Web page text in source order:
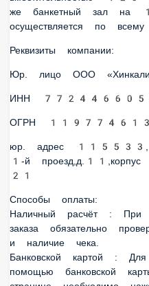
Реквизиты компании:
Юр. лицо ООО «ХинкалиВМ»
ИНН 7724466053
ОГРН 1197746132781
юр. адрес 115533, Москва г,
проезд,д.11,корпус 3,эт.1,
Способы оплаты:
Наличный расчёт : При
проверьте комплектность
банковской карты на
необходимо нажать кнопку
картой». Оплата
использованием
систем:
[payment-icons]